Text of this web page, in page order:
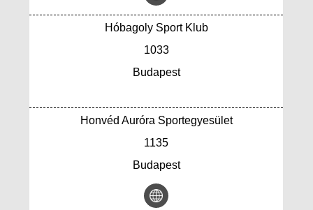
Hóbagoly Sport Klub
1033
Budapest
Honvéd Auróra Sportegyesület
1135
Budapest